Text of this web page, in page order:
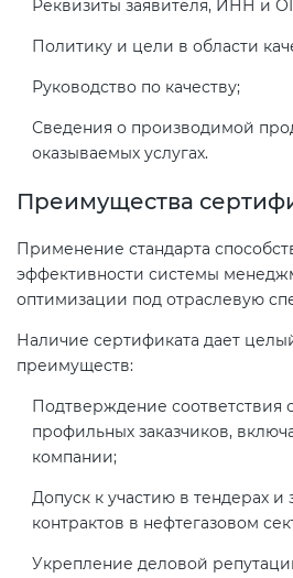
Реквизиты заявителя, ИНН и
Политику и цели в области
Руководство по качеству;
Сведения о производимой
оказываемых услугах.
Преимущества
Применение стандарта
эффективности системы
оптимизации под отраслевую
Наличие сертификата дает
преимуществ:
Подтверждение соответствия
профильных заказчиков,
компании;
Допуск к участию в тендерах
контрактов в нефтегазовом
Укрепление деловой
совместимости (ТР ТС 020)
(ТР ТС 007)
Сертификация товаров
Сертификация
индивидуальной защиты (ТР
019)
Действующие технические
регламенты